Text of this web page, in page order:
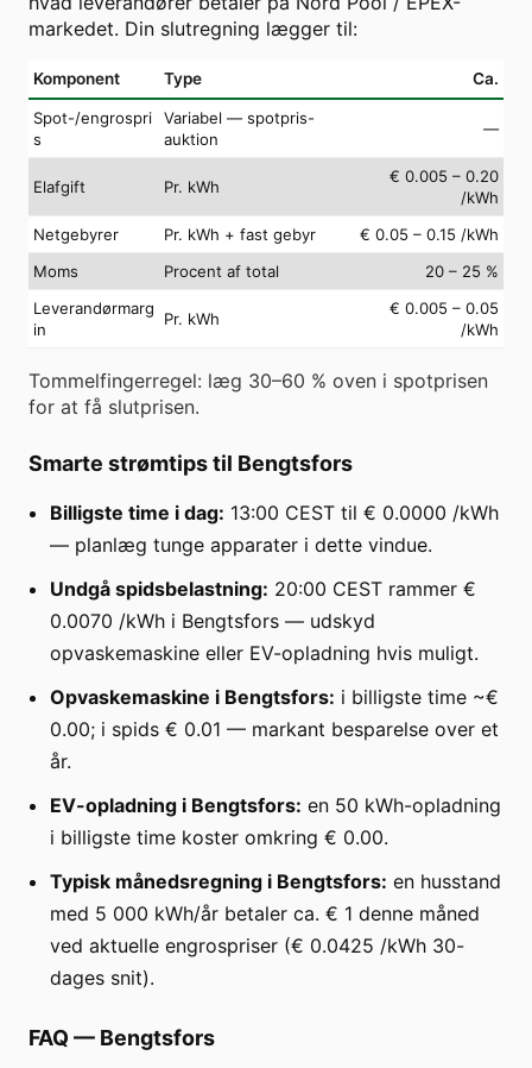
markedet. Din slutregning lægger til:
Komponent Type Ca.
Spot-/engrospri
s
Variabel — spotpris-
auktion
—
Elafgift Pr. kWh
€ 0.005 – 0.20
/kWh
Netgebyrer
Pr. kWh + fast gebyr
€ 0.05 – 0.15 /kWh
Moms
Procent af total
20 – 25 %
Leverandørmarg
in
Pr. kWh
€ 0.005 – 0.05
/kWh
Tommelfingerregel: læg 30–60 % oven i spotprisen
for at få slutprisen.
Smarte strømtips til Bengtsfors
Billigste time i dag: 13:00 CEST til € 0.0000 /kWh
— planlæg tunge apparater i dette vindue.
Undgå spidsbelastning: 20:00 CEST rammer €
0.0070 /kWh i Bengtsfors — udskyd
opvaskemaskine eller EV-opladning hvis muligt.
Opvaskemaskine i Bengtsfors: i billigste time ~€
0.00; i spids € 0.01 — markant besparelse over et
år.
EV-opladning i Bengtsfors: en 50 kWh-opladning
i billigste time koster omkring € 0.00.
Typisk månedsregning i Bengtsfors: en husstand
med 5 000 kWh/år betaler ca. € 1 denne måned
ved aktuelle engrospriser (€ 0.0425 /kWh 30-
dages snit).
FAQ — Bengtsfors